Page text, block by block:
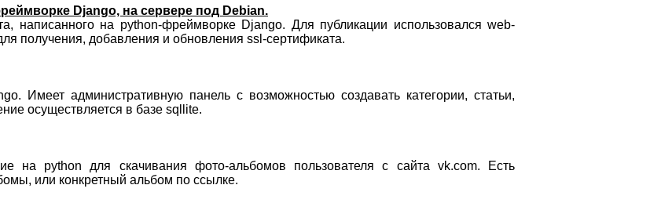
Django, на сервере под Debian.
написанного на python-фреймворке Django. Для публикации использовался web-
получения, добавления и обновления ssl-сертификата.
Имеет административную панель с возможностью создавать категории, статьи,
осуществляется в базе sqllite.
на python для скачивания фото-альбомов пользователя с сайта vk.com. Есть
или конкретный альбом по ссылке.